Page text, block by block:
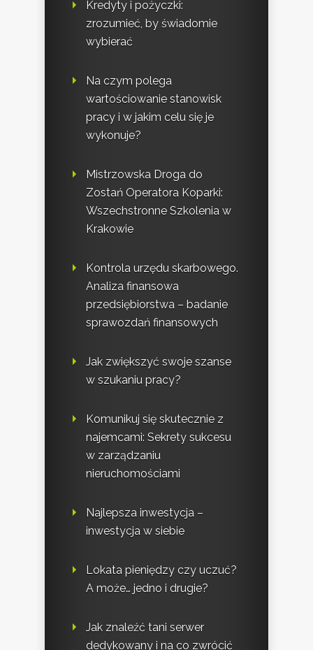
Kredyty i pożyczki:
zrozumieć, by świadomie
wybierać
Na czym polega
wartościowanie stanowisk
pracy i w jakim celu się je
wykonuje?
Mistrzowska Droga do
Zostań Operatora Koparki:
Wszechstronne Szkolenia w
Krakowie
Kontrola urzędu skarbowego.
Analiza finansowa
przedsiębiorstwa – badanie
sprawozdań finansowych
Jak zwiększyć swoje szanse
w szukaniu pracy?
Komunikuj się skutecznie z
najemcami: Sekrety sukcesu
w zarządzaniu
nieruchomościami
Najlepsza inwestycja –
inwestycja w siebie
Lokata pieniędzy czy uczuć?
A może… jedno i drugie?
Jak znaleźć tani serwer
dedykowany i na co zwrócić